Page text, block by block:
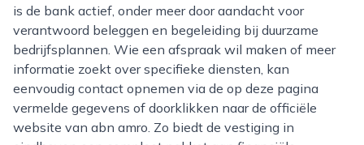
is de bank actief, onder meer door aandacht voor
verantwoord beleggen en begeleiding bij duurzame
bedrijfsplannen. Wie een afspraak wil maken of meer
informatie zoekt over specifieke diensten, kan
eenvoudig contact opnemen via de op deze pagina
vermelde gegevens of doorklikken naar de officiële
website van abn amro. Zo biedt de vestiging in